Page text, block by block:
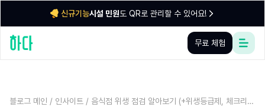
신규기능시설 민원도 QR로 관리할 수 있어요!
무료 체험
블로그 메인 / 인사이트 / 음식점 위생 점검 알아보기 (+위생등급제, 체크리스